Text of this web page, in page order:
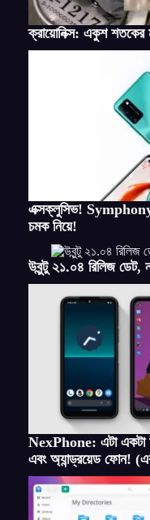
ক্রায়োনিক্স: একুশ শতকের
এক্সক্লুসিভ!
চমক নিয়ে!
উবুন্টু ২১.০৪ রিলিজ
NexPhone: এটা একটা
এবং অ্যান্ড্রয়েড ফোন!